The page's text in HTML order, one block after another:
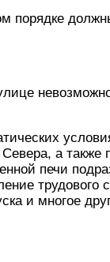
порядке
а
печи
трудового
и многое